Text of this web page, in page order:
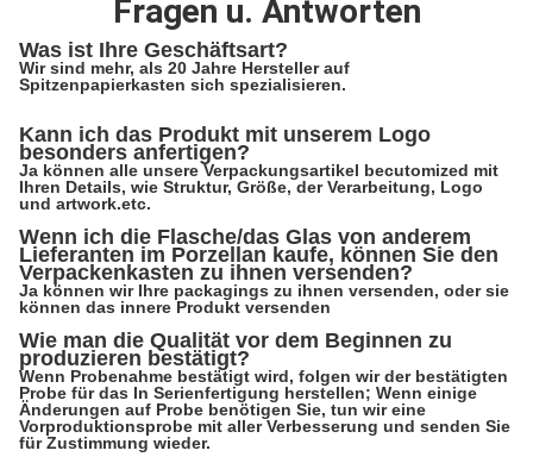
Fragen u. Antworten
Was ist Ihre Geschäftsart?
Wir sind mehr, als 20 Jahre Hersteller auf
Spitzenpapierkasten sich spezialisieren.
Kann ich das Produkt mit unserem Logo
besonders anfertigen?
Ja können alle unsere Verpackungsartikel becutomized mit
Ihren Details, wie Struktur, Größe, der Verarbeitung, Logo
und artwork.etc.
Wenn ich die Flasche/das Glas von anderem
Lieferanten im Porzellan kaufe, können Sie den
Verpackenkasten zu ihnen versenden?
Ja können wir Ihre packagings zu ihnen versenden, oder sie
können das innere Produkt versenden
Wie man die Qualität vor dem Beginnen zu
produzieren bestätigt?
Wenn Probenahme bestätigt wird, folgen wir der bestätigten
Probe für das In Serienfertigung herstellen; Wenn einige
Änderungen auf Probe benötigen Sie, tun wir eine
Vorproduktionsprobe mit aller Verbesserung und senden Sie
für Zustimmung wieder.